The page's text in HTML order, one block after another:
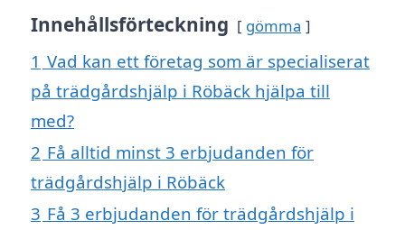
Innehållsförteckning gömma
1 Vad kan ett företag som är specialiserat
på trädgårdshjälp i Röbäck hjälpa till
med?
2 Få alltid minst 3 erbjudanden för
trädgårdshjälp i Röbäck
3 Få 3 erbjudanden för trädgårdshjälp i